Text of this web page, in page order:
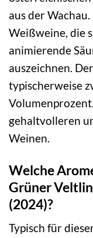
aus der
Weißweine, die
animierende
auszeichnen.
typischerweise
gehaltvolleren
Weinen.
Welche
Grüner
(2024)?
Typisch für